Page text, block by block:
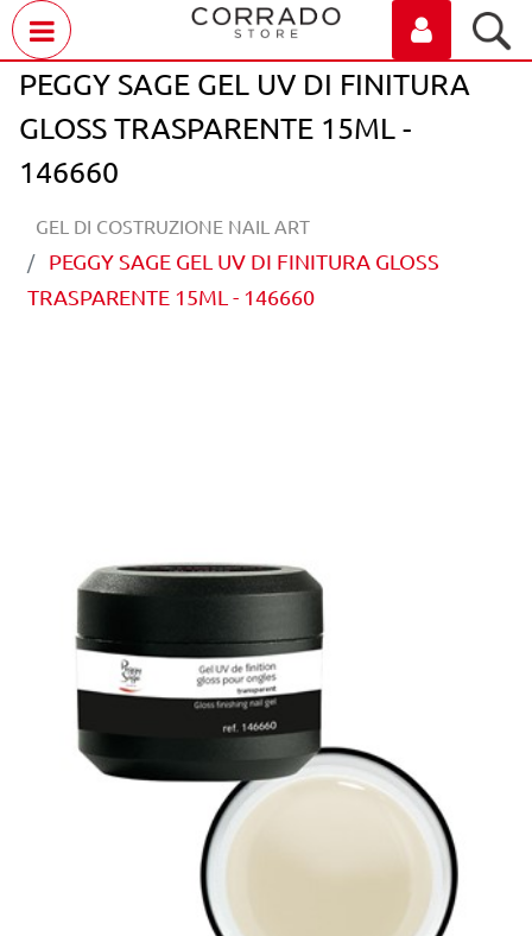
PEGGY SAGE GEL UV DI FINITURA
GLOSS TRASPARENTE 15ML -
146660
GEL DI COSTRUZIONE NAIL ART
PEGGY SAGE GEL UV DI FINITURA GLOSS
TRASPARENTE 15ML - 146660